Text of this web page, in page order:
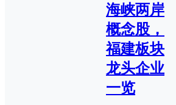
海峡两岸
概念股，
福建板块
龙头企业
一览